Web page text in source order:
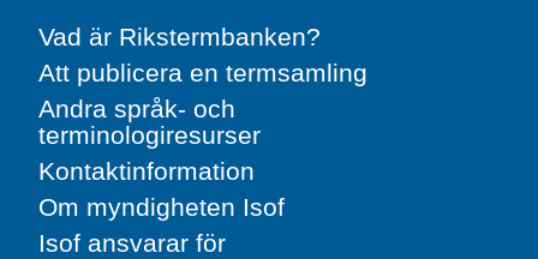
Vad är Rikstermbanken?
Att publicera en termsamling
Andra språk- och
terminologiresurser
Kontaktinformation
Om myndigheten Isof
Isof ansvarar för